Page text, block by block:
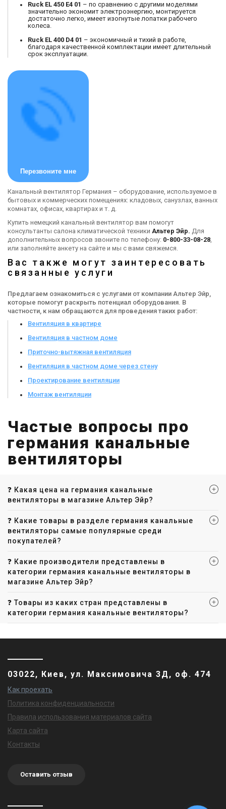
Ruck EL 450 E4 01 – по сравнению с другими моделями
значительно экономит электроэнергию, монтируется
достаточно легко, имеет изогнутые лопатки рабочего
колеса.
Ruck EL 400 D4 01 – экономичный и тихий в работе,
благодаря качественной комплектации имеет длительный
срок эксплуатации.
Перезвоните мне
Канальный вентилятор Германия – оборудование, используемое в
бытовых и коммерческих помещениях: кладовых, санузлах, ванных
комнатах, офисах, квартирах и т. д.
Купить немецкий канальный вентилятор вам помогут
консультанты салона климатической техники Альтер Эйр. Для
дополнительных вопросов звоните по телефону: 0-800-33-08-28,
или заполняйте анкету на сайте и мы с вами свяжемся.
Вас также могут заинтересовать
связанные услуги
Предлагаем ознакомиться с услугами от компании Альтер Эйр,
которые помогут раскрыть потенциал оборудования. В
частности, к нам обращаются для проведения таких работ:
Вентиляция в квартире
Вентиляция в частном доме
Приточно-вытяжная вентиляция
Вентиляция в частном доме через стену
Проектирование вентиляции
Монтаж вентиляции
Частые вопросы про
германия канальные
вентиляторы
❓ Какая цена на германия канальные
вентиляторы в магазине Альтер Эйр?
❓ Какие товары в разделе германия канальные
вентиляторы самые популярные среди
покупателей?
❓ Какие производители представлены в
категории германия канальные вентиляторы в
магазине Альтер Эйр?
❓ Товары из каких стран представлены в
категории германия канальные вентиляторы?
03022, Киев, ул. Максимовича 3Д, оф. 474
Как проехать
Политика конфиденциальности
Правила использования материалов сайта
Карта сайта
Контакты
Оставить отзыв